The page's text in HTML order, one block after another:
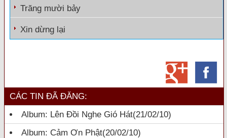
Trăng mười bảy
Xin dừng lại
CÁC TIN ĐÃ ĐĂNG:
Album: Lên Đồi Nghe Gió Hát(21/02/10)
Album: Cảm Ơn Phật(20/02/10)